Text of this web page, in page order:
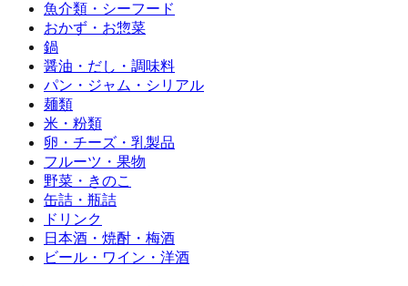
魚介類・シーフード
おかず・お惣菜
鍋
醤油・だし・調味料
パン・ジャム・シリアル
麺類
米・粉類
卵・チーズ・乳製品
フルーツ・果物
野菜・きのこ
缶詰・瓶詰
ドリンク
日本酒・焼酎・梅酒
ビール・ワイン・洋酒